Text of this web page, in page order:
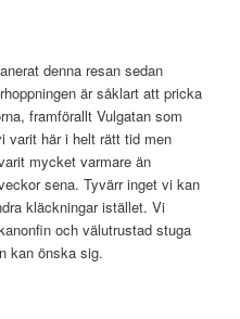
denna resan sedan
är såklart att pricka
framförallt Vulgatan som
varit här i helt rätt tid men
mycket varmare än
sena. Tyvärr inget vi kan
kläckningar istället. Vi
och välutrustad stuga
kan önska sig.